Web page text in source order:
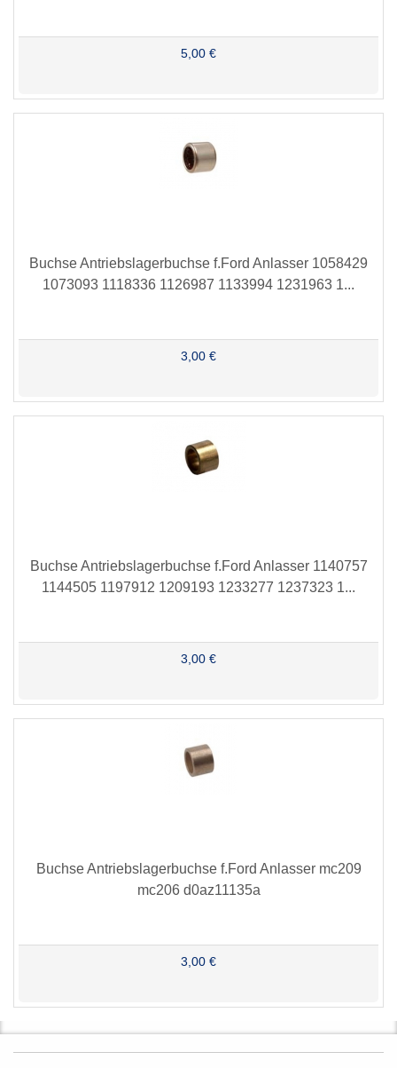
5,00 €
Buchse Antriebslagerbuchse f.Ford Anlasser 1058429
1073093 1118336 1126987 1133994 1231963 1...
3,00 €
Buchse Antriebslagerbuchse f.Ford Anlasser 1140757
1144505 1197912 1209193 1233277 1237323 1...
3,00 €
Buchse Antriebslagerbuchse f.Ford Anlasser mc209
mc206 d0az11135a
3,00 €